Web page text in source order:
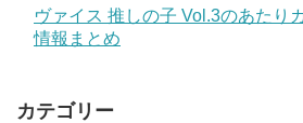
ヴァイス 推しの子 Vol.3のあたり
情報まとめ
カテゴリー